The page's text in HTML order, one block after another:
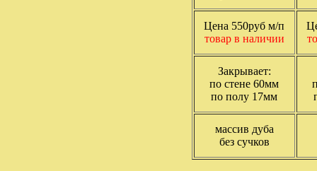
Цена 550руб м/п
товар в наличии
Закрывает:
по стене 60мм
по полу 17мм
массив дуба
без сучков